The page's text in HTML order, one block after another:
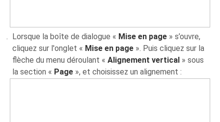
Lorsque la boîte de dialogue « Mise en page » s’ouvre,
cliquez sur l'onglet « Mise en page ». Puis cliquez sur la
flèche du menu déroulant «Alignement vertical » sous
la section « Page », et choisissez un alignement :